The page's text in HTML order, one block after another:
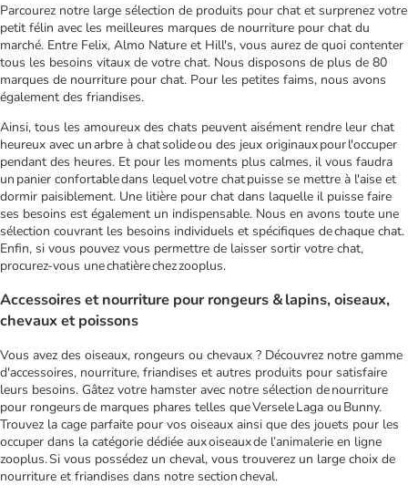
Parcourez notre large sélection de produits pour chat et surprenez votre
petit félin avec les meilleures marques de nourriture pour chat du
marché. Entre Felix, Almo Nature et Hill's, vous aurez de quoi contenter
tous les besoins vitaux de votre chat. Nous disposons de plus de 80
marques de nourriture pour chat. Pour les petites faims, nous avons
également des friandises.
Ainsi, tous les amoureux des chats peuvent aisément rendre leur chat
heureux avec un arbre à chat solide ou des jeux originaux pour l'occuper
pendant des heures. Et pour les moments plus calmes, il vous faudra
un panier confortable dans lequel votre chat puisse se mettre à l'aise et
dormir paisiblement. Une litière pour chat dans laquelle il puisse faire
ses besoins est également un indispensable. Nous en avons toute une
sélection couvrant les besoins individuels et spécifiques de chaque chat.
Enfin, si vous pouvez vous permettre de laisser sortir votre chat,
procurez-vous une chatière chez zooplus.
Accessoires et nourriture pour rongeurs & lapins, oiseaux,
chevaux et poissons
Vous avez des oiseaux, rongeurs ou chevaux ? Découvrez notre gamme
d'accessoires, nourriture, friandises et autres produits pour satisfaire
leurs besoins. Gâtez votre hamster avec notre sélection de nourriture
pour rongeurs de marques phares telles que Versele Laga ou Bunny.
Trouvez la cage parfaite pour vos oiseaux ainsi que des jouets pour les
occuper dans la catégorie dédiée aux oiseaux de l’animalerie en ligne
zooplus. Si vous possédez un cheval, vous trouverez un large choix de
nourriture et friandises dans notre section cheval.